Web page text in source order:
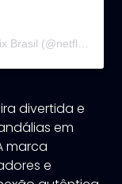
Uma publicação compartilhada por Netflix Brasil (@netflixbrasil)
divertida e
em
marca
e